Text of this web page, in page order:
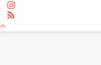
e
Instagram